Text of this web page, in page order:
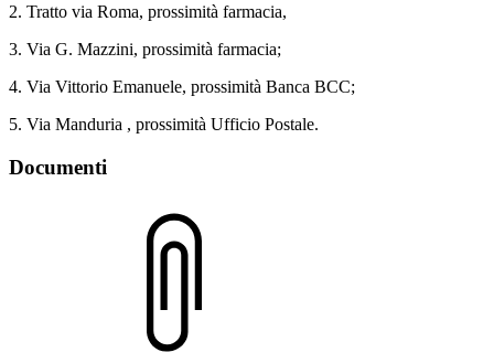
2. Tratto via Roma, prossimità farmacia,
3. Via G. Mazzini, prossimità farmacia;
4. Via Vittorio Emanuele, prossimità Banca BCC;
5. Via Manduria , prossimità Ufficio Postale.
Documenti